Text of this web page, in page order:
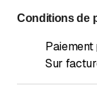
Conditions de
Sur